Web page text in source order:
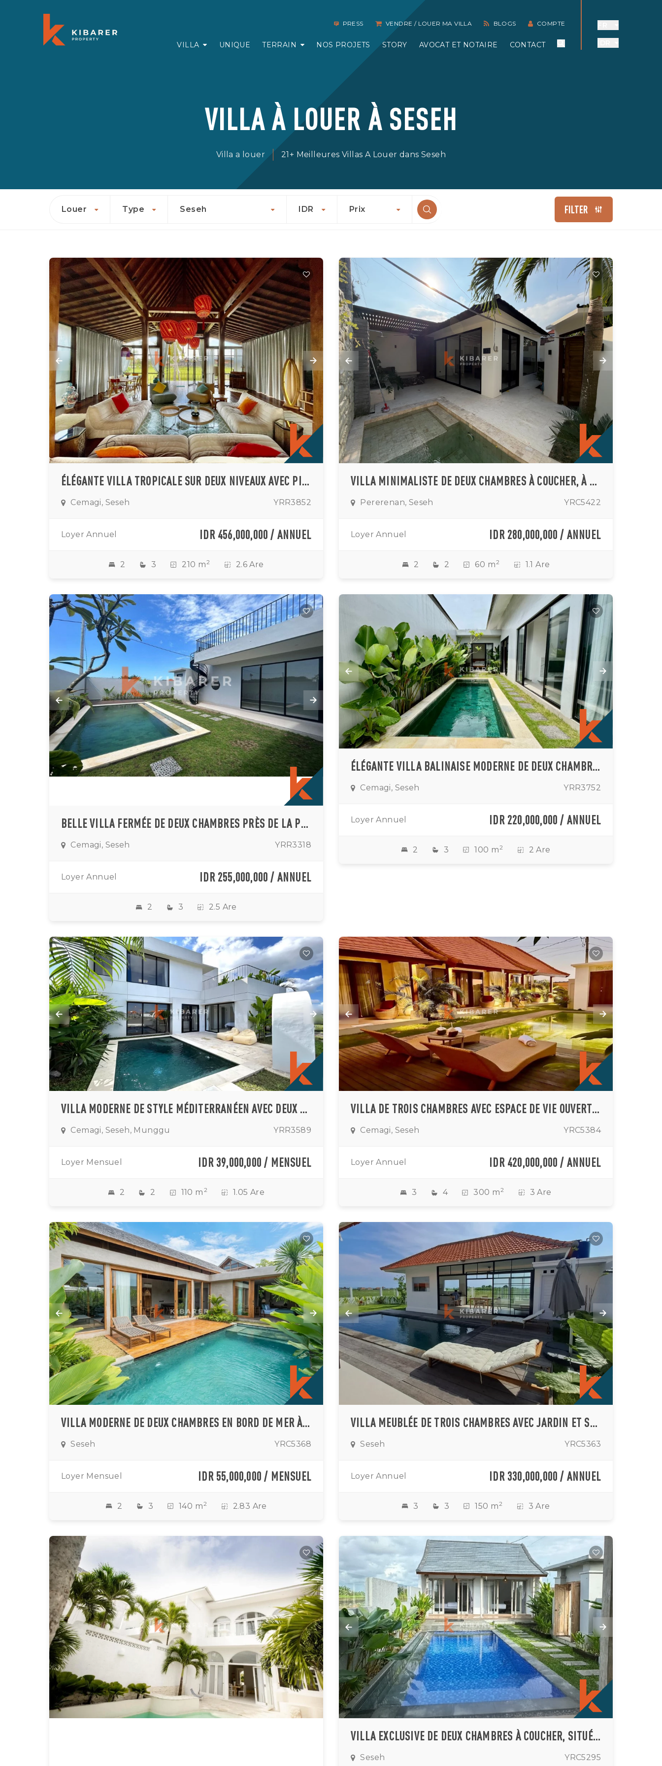
PRESS VENDRE / LOUER MA VILLA BLOGS COMPTE
VILLA UNIQUE TERRAIN NOS PROJETS STORY AVOCAT ET NOTAIRE CONTACT
VILLA À LOUER À SESEH
Villa a louer 21+ Meilleures Villas A Louer dans Seseh
Louer Type Seseh IDR Prix FILTER
ÉLÉGANTE VILLA TROPICALE SUR DEUX NIVEAUX AVEC PISCINE PRIVÉE À SESEH
Cemagi, Seseh YRR3852
Loyer Annuel IDR 456,000,000 / ANNUEL
2 3 210 m2 2.6 Are
VILLA MINIMALISTE DE DEUX CHAMBRES À COUCHER, À QUELQUES PAS DE LA PLAGE DE SESEH
Pererenan, Seseh YRC5422
Loyer Annuel IDR 280,000,000 / ANNUEL
2 2 60 m2 1.1 Are
BELLE VILLA FERMÉE DE DEUX CHAMBRES PRÈS DE LA PLAGE DE SESEH
Cemagi, Seseh YRR3318
Loyer Annuel IDR 255,000,000 / ANNUEL
2 3 2.5 Are
ÉLÉGANTE VILLA BALINAISE MODERNE DE DEUX CHAMBRES À SESEH
Cemagi, Seseh YRR3752
Loyer Annuel IDR 220,000,000 / ANNUEL
2 3 100 m2 2 Are
VILLA MODERNE DE STYLE MÉDITERRANÉEN AVEC DEUX CHAMBRES ET PISCINE PRIVÉE À LOUER À CEMAGI
Cemagi, Seseh, Munggu YRR3589
Loyer Mensuel IDR 39,000,000 / MENSUEL
2 2 110 m 2 1.05 Are
VILLA DE TROIS CHAMBRES AVEC ESPACE DE VIE OUVERT SUR LE TOIT À CEMAGI
Cemagi, Seseh YRC5384
Loyer Annuel IDR 420,000,000 / ANNUEL
3 4 300 m2 3 Are
VILLA MODERNE DE DEUX CHAMBRES EN BORD DE MER À SESEH
Seseh YRC5368
Loyer Mensuel IDR 55,000,000 / MENSUEL
2 3 140 m2 2.83 Are
VILLA MEUBLÉE DE TROIS CHAMBRES AVEC JARDIN ET SÉJOUR CLOS À SESEH
Seseh YRC5363
Loyer Annuel IDR 330,000,000 / ANNUEL
3 3 150 m2 3 Are
VILLA EXCLUSIVE DE DEUX CHAMBRES À COUCHER, SITUÉE À PROXIMITÉ DE LA PLAGE DE SESEH.
Seseh YRC5295